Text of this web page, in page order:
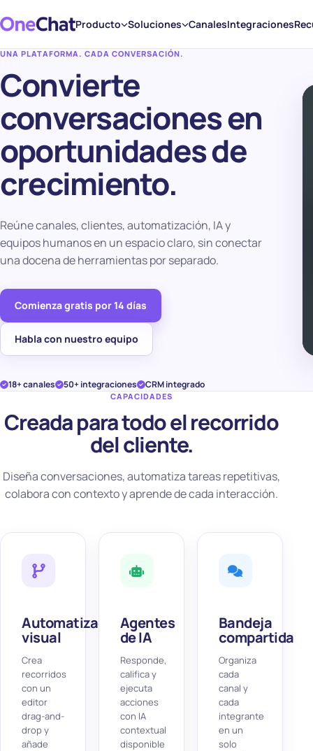
Producto Soluciones CanalesIntegraciones
UNA PLATAFORMA. CADA CONVERSACIÓN.
Convierte
conversaciones en
oportunidades de
crecimiento.
Reúne canales, clientes, automatización, IA y
equipos humanos en un espacio claro, sin conectar
una docena de herramientas por separado.
Comienza gratis por 14 días
Habla con nuestro equipo
18+ canales 50+ integraciones CRM integrado
CAPACIDADES
Creada para todo el recorrido
del cliente.
Diseña conversaciones, automatiza tareas repetitivas,
colabora con contexto y aprende de cada interacción.
Automatización
visual
Crea
recorridos
con un
editor
drag-and-
drop y
añade
Agentes
de IA
Responde,
califica y
ejecuta
acciones
con IA
contextual
disponible
Bandeja
compartida
Organiza
cada
canal y
cada
integrante
en un
solo